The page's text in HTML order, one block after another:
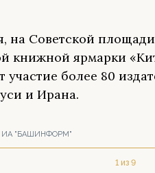
на Советской
книжной ярмарки
более 80
и Ирана.
ИА "БАШИНФОРМ"
1 из 9